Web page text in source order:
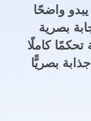
واضحًا
بصرية
تحكمًا كاملًا
بصريًّا